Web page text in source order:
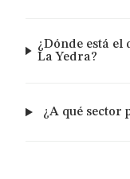
¿Dónde está
La Yedra?
¿A qué sector